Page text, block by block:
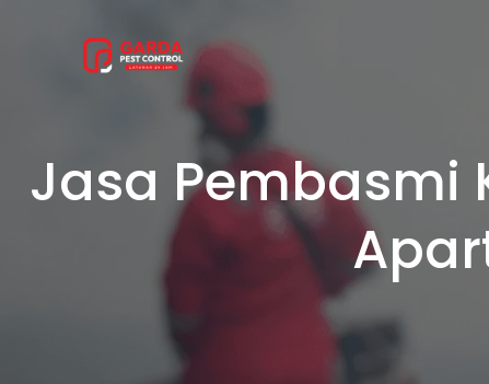
Jasa Pembasmi